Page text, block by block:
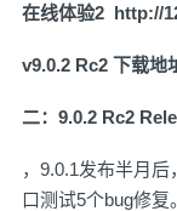
在线体验2 http://
v9.0.2 Rc2 下载地
二：9.0.2 Rc2
，9.0.1发布半月
口测试5个bug修复。